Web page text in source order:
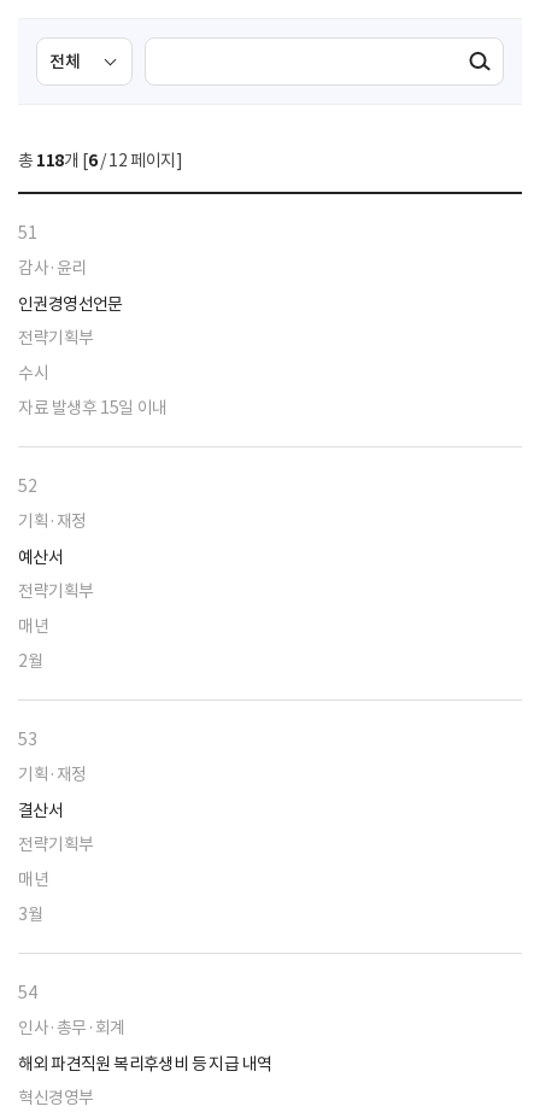
검
색
선
택
색
검색실행
총 118개 [6/ 12 페이지]
51
감사·윤리
인권경영선언문
전략기획부
수시
자료 발생후 15일 이내
52
기획·재정
예산서
전략기획부
매년
2월
53
기획·재정
결산서
전략기획부
매년
3월
54
인사·총무·회계
해외 파견직원 복리후생비 등 지급 내역
혁신경영부